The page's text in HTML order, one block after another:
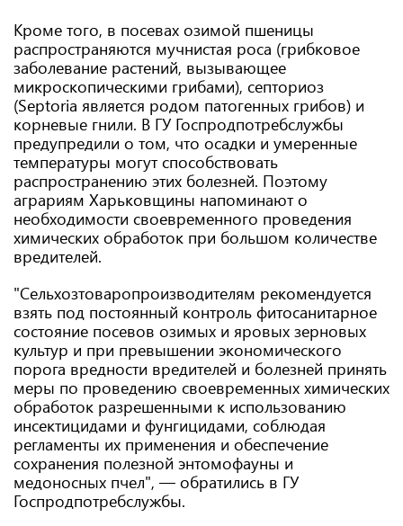
Кроме того, в посевах озимой пшеницы
распространяются мучнистая роса (грибковое
заболевание растений, вызывающее
микроскопическими грибами), септориоз
(Septoria является родом патогенных грибов) и
корневые гнили. В ГУ Госпродпотребслужбы
предупредили о том, что осадки и умеренные
температуры могут способствовать
распространению этих болезней. Поэтому
аграриям Харьковщины напоминают о
необходимости своевременного проведения
химических обработок при большом количестве
вредителей.
"Сельхозтоваропроизводителям рекомендуется
взять под постоянный контроль фитосанитарное
состояние посевов озимых и яровых зерновых
культур и при превышении экономического
порога вредности вредителей и болезней принять
меры по проведению своевременных химических
обработок разрешенными к использованию
инсектицидами и фунгицидами, соблюдая
регламенты их применения и обеспечение
сохранения полезной энтомофауны и
медоносных пчел", — обратились в ГУ
Госпродпотребслужбы.